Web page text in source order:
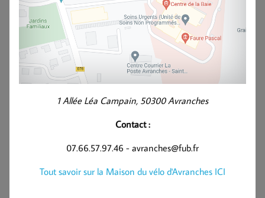
1 Allée Léa Campain, 50300 Avranches
Contact :
07.66.57.97.46 - avranches@fub.fr
Tout savoir sur la Maison du vélo d'Avranches ICI